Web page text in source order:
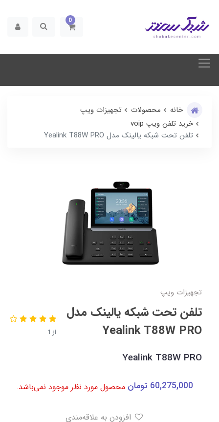
0
خانه محصولات
تجهیزات ویپ
خرید تلفن ویپ voip
تلفن تحت شبکه یالینک مدل Yealink T88W PRO
تجهیزات ویپ
تلفن تحت شبکه یالینک مدل
Yealink T88W PRO
از 1
Yealink T88W PRO
60,275,000 تومان محصول مورد نظر موجود نمی‌باشد.